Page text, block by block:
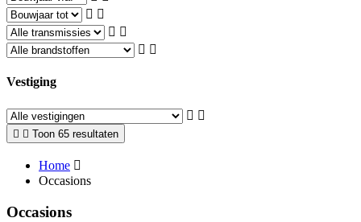
Vestiging
Toon 65 resultaten
Home
Occasions
Occasions